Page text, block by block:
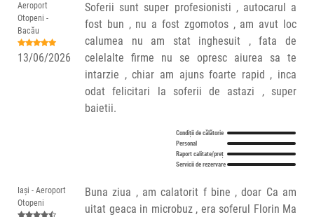
Aeroport
Otopeni -
Bacău
13/06/2026
Soferii sunt super profesionisti , autocarul a
fost bun , nu a fost zgomotos , am avut loc
calumea nu am stat inghesuit , fata de
celelalte firme nu se opresc aiurea sa te
intarzie , chiar am ajuns foarte rapid , inca
odat felicitari la soferii de astazi , super
baietii.
Condiții de călătorie
Personal
Raport calitate/preț
Servicii de rezervare
Iași - Aeroport
Otopeni
Buna ziua , am calatorit f bine , doar Ca am
uitat geaca in microbuz , era soferul Florin Ma